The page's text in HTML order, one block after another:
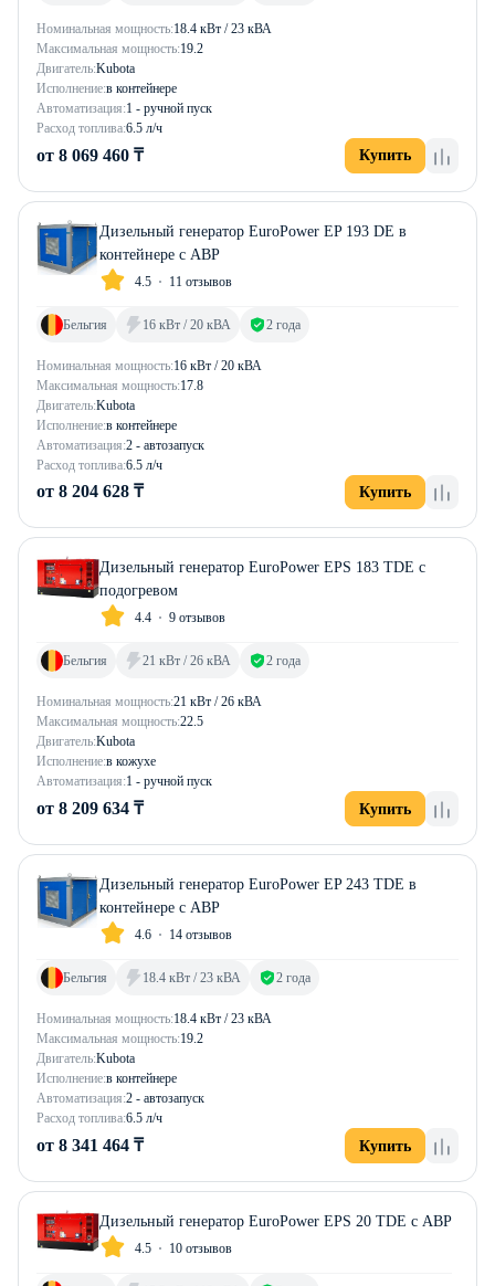
Номинальная мощность:18.4 кВт / 23 кВА
Максимальная мощность:19.2
Двигатель:Kubota
Исполнение:в контейнере
Автоматизация:1 - ручной пуск
Расход топлива:6.5 л/ч
от 8 069 460 ₸ Купить
Дизельный генератор EuroPower EP 193 DE в
контейнере с АВР
4.5 11 отзывов
Номинальная мощность:16 кВт / 20 кВА
Максимальная мощность:17.8
Двигатель:Kubota
Исполнение:в контейнере
Автоматизация:2 - автозапуск
Расход топлива:6.5 л/ч
Бельгия 16 кВт / 20 кВА 2 года
от 8 204 628 ₸ Купить
Дизельный генератор EuroPower EPS 183 TDE с
подогревом
4.4 9 отзывов
Номинальная мощность:21 кВт / 26 кВА
Максимальная мощность:22.5
Двигатель:Kubota
Исполнение:в кожухе
Автоматизация:1 - ручной пуск
Бельгия 21 кВт / 26 кВА 2 года
от 8 209 634 ₸ Купить
Дизельный генератор EuroPower EP 243 TDE в
контейнере с АВР
4.6 14 отзывов
Номинальная мощность:18.4 кВт / 23 кВА
Максимальная мощность:19.2
Двигатель:Kubota
Исполнение:в контейнере
Автоматизация:2 - автозапуск
Расход топлива:6.5 л/ч
Бельгия 18.4 кВт / 23 кВА 2 года
от 8 341 464 ₸ Купить
Дизельный генератор EuroPower EPS 20 TDE с АВР
4.5 10 отзывов